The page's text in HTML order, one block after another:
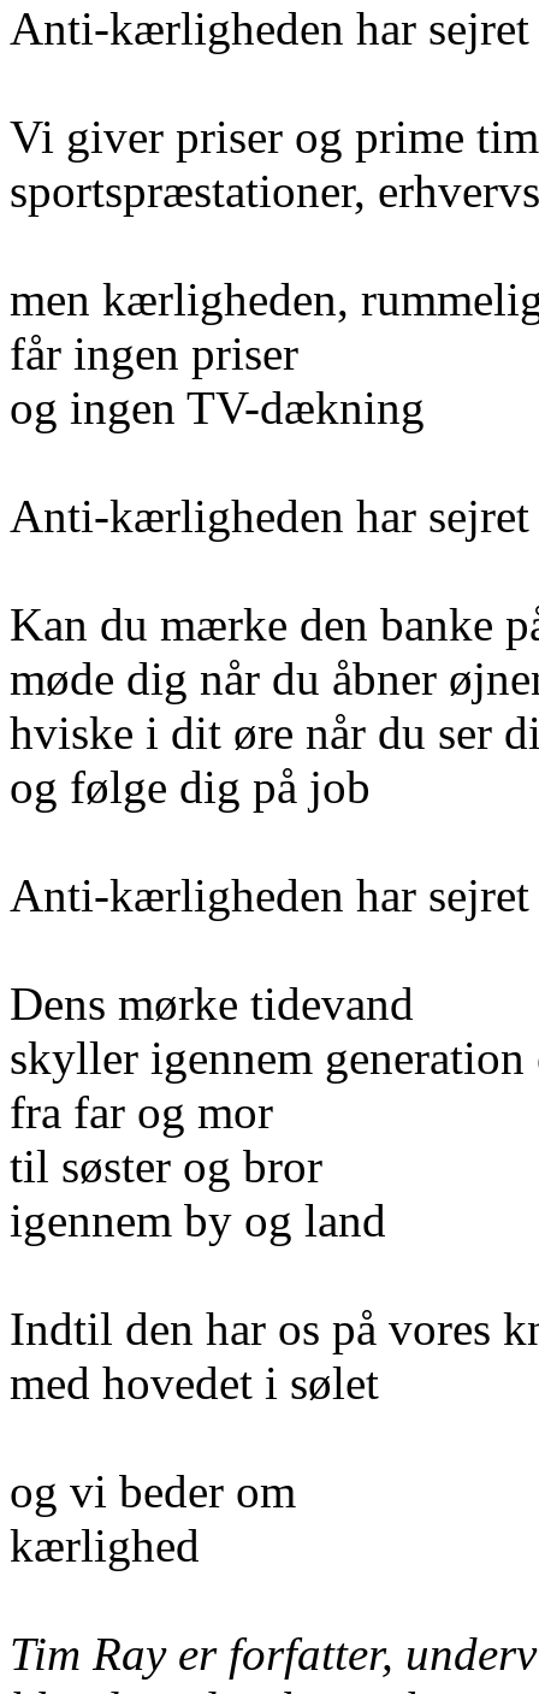
Anti-kærligheden har sejret
Vi giver priser og prime
sportspræstationer,
men kærligheden,
får ingen priser
og ingen TV-dækning
Anti-kærligheden har sejret
Kan du mærke den banke
møde dig når du åbner
hviske i dit øre når du ser
og følge dig på job
Anti-kærligheden har sejret
Dens mørke tidevand
skyller igennem
fra far og mor
til søster og bror
igennem by og land
Indtil den har os på vores
med hovedet i sølet
og vi beder om
kærlighed
Tim Ray er forfatter,